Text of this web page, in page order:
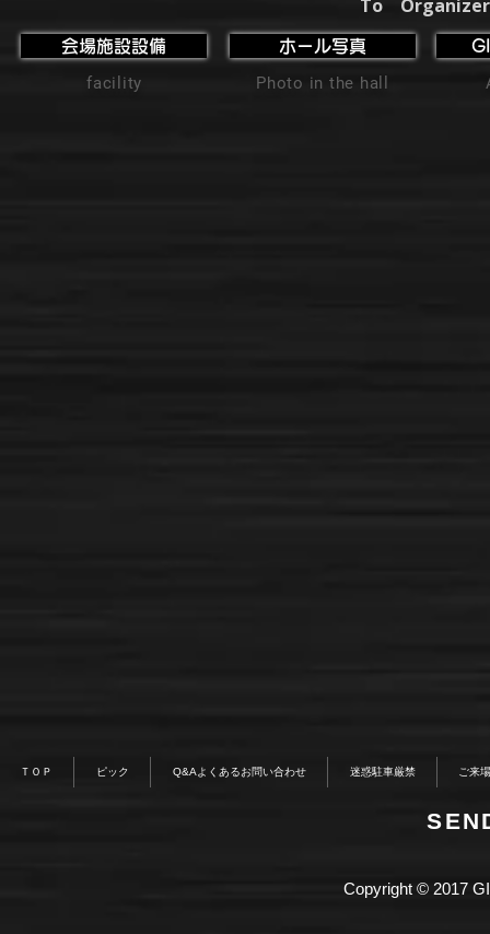
To
会場施設設備
facility
ホール写真
Photo in the hall
ＴＯＰ ピック Q&Aよくあるお問い合わせ 迷惑駐車厳禁 ご来
Copyright © 2017